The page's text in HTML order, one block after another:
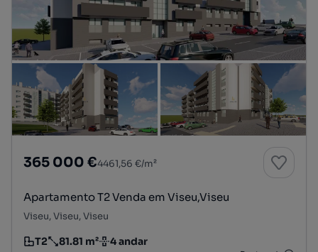
365 000 €4461,56 €/m²
Apartamento T2 Venda em Viseu,Viseu
Viseu, Viseu, Viseu
Tipologia
T2
Preço por metro quadrado
81.81 m²
Andar 4 andar